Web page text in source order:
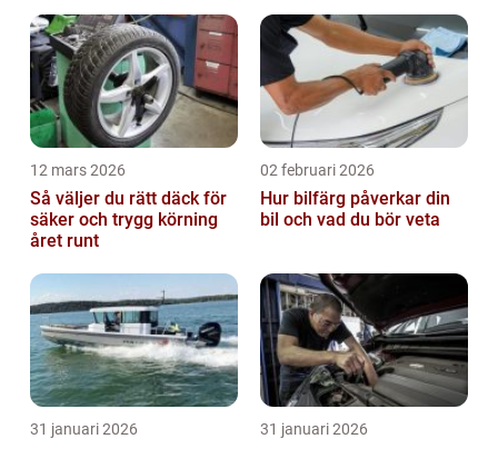
12 mars 2026
Så väljer du rätt däck för
säker och trygg körning
året runt
02 februari 2026
Hur bilfärg påverkar din
bil och vad du bör veta
31 januari 2026 31 januari 2026